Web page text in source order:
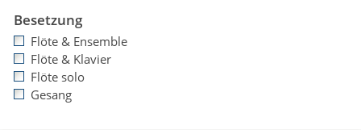
Besetzung
Flöte & Ensemble
Flöte & Klavier
Flöte solo
Gesang